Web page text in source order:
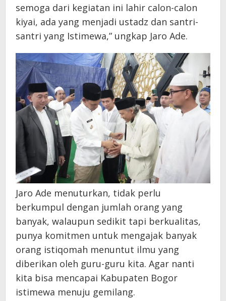
semoga dari kegiatan ini lahir calon-calon
kiyai, ada yang menjadi ustadz dan santri-
santri yang Istimewa,” ungkap Jaro Ade.
Jaro Ade menuturkan, tidak perlu
berkumpul dengan jumlah orang yang
banyak, walaupun sedikit tapi berkualitas,
punya komitmen untuk mengajak banyak
orang istiqomah menuntut ilmu yang
diberikan oleh guru-guru kita. Agar nanti
kita bisa mencapai Kabupaten Bogor
istimewa menuju gemilang.